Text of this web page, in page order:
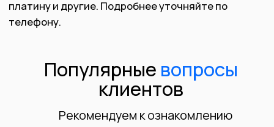
Для оформления услуги продажи определенного предмета или
изделия, необходимо согласовать цену с менеджером на месте
персонально и индивидуально.
Положение о защите ПД
Филиалы на карте